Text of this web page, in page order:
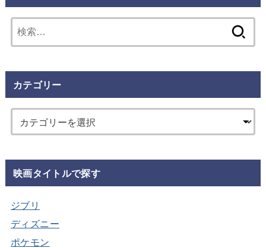
索:
カテゴリー
映画タイトルで探す
ジブリ
ディズニー
ポケモン